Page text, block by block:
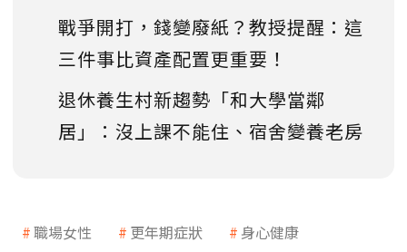
戰爭開打，錢變廢紙？教授提醒：這
三件事比資產配置更重要！
退休養生村新趨勢「和大學當鄰
居」：沒上課不能住、宿舍變養老房
職場女性 更年期症狀
身心健康